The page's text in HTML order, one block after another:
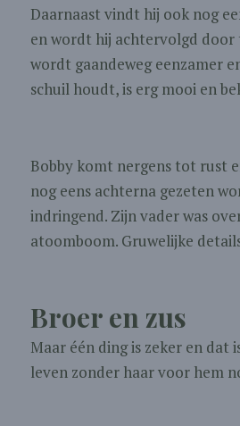
Daarnaast vindt hij ook nog
en wordt hij achtervolgd door
wordt gaandeweg eenzamer
schuil houdt, is erg mooi en
Bobby komt nergens tot rust
nog eens achterna gezeten
indringend. Zijn vader was
atoomboom. Gruwelijke
Broer en zus
Maar één ding is zeker en
leven zonder haar voor hem